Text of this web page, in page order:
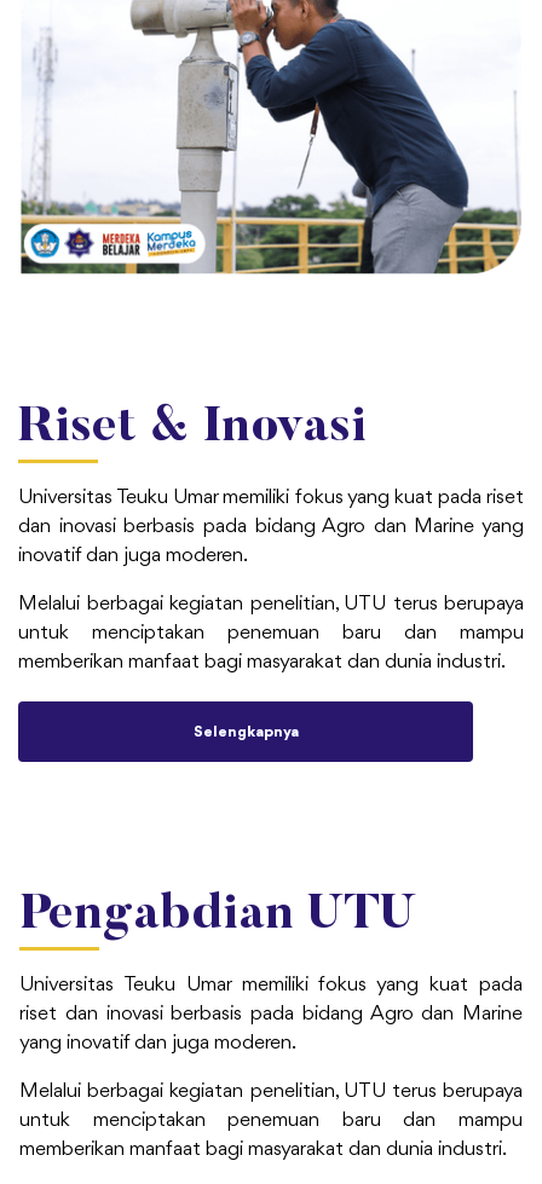
Riset & Inovasi
Universitas Teuku Umar memiliki fokus yang kuat pada riset
dan inovasi berbasis pada bidang Agro dan Marine yang
inovatif dan juga moderen.
Melalui berbagai kegiatan penelitian, UTU terus berupaya
untuk menciptakan penemuan baru dan mampu
memberikan manfaat bagi masyarakat dan dunia industri.
Selengkapnya
Pengabdian UTU
Universitas Teuku Umar memiliki fokus yang kuat pada
riset dan inovasi berbasis pada bidang Agro dan Marine
yang inovatif dan juga moderen.
Melalui berbagai kegiatan penelitian, UTU terus berupaya
untuk menciptakan penemuan baru dan mampu
memberikan manfaat bagi masyarakat dan dunia industri.